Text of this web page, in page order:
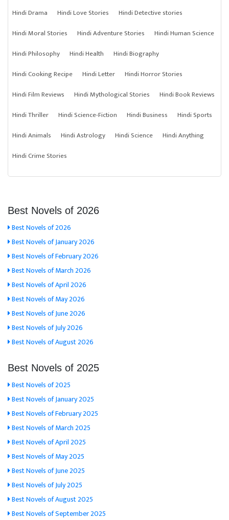
Hindi Drama
Hindi Love Stories
Hindi Detective stories
Hindi Moral Stories
Hindi Adventure Stories
Hindi Human Science
Hindi Philosophy
Hindi Health
Hindi Biography
Hindi Cooking Recipe
Hindi Letter
Hindi Horror Stories
Hindi Film Reviews
Hindi Mythological Stories
Hindi Book Reviews
Hindi Thriller
Hindi Science-Fiction Hindi Business
Hindi Sports
Hindi Animals
Hindi Astrology Hindi Science
Hindi Anything
Hindi Crime Stories
Best Novels of 2026
Best Novels of 2026
Best Novels of January 2026
Best Novels of February 2026
Best Novels of March 2026
Best Novels of April 2026
Best Novels of May 2026
Best Novels of June 2026
Best Novels of July 2026
Best Novels of August 2026
Best Novels of 2025
Best Novels of 2025
Best Novels of January 2025
Best Novels of February 2025
Best Novels of March 2025
Best Novels of April 2025
Best Novels of May 2025
Best Novels of June 2025
Best Novels of July 2025
Best Novels of August 2025
Best Novels of September 2025